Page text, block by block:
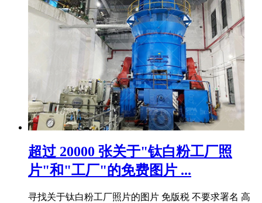
超过 20000 张关于"钛白粉工厂照
片"和"工厂"的免费图片 ...
寻找关于钛白粉工厂照片的图片 免版税 不要求署名 高